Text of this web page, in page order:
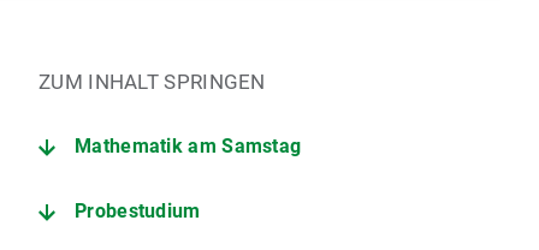
ZUM INHALT SPRINGEN
Mathematik am Samstag
Probestudium